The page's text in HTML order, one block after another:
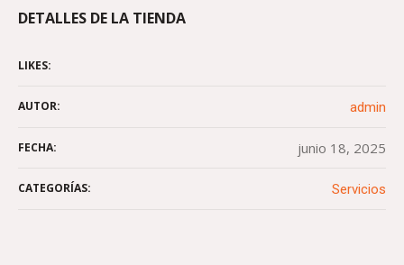
DETALLES DE LA TIENDA
LIKES:
AUTOR: admin
FECHA: junio 18, 2025
CATEGORÍAS: Servicios